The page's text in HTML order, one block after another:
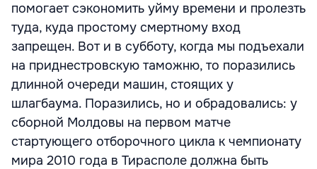
помогает сэкономить уйму времени и пролезть
туда, куда простому смертному вход
запрещен. Вот и в субботу, когда мы подъехали
на приднестровскую таможню, то поразились
длинной очереди машин, стоящих у
шлагбаума. Поразились, но и обрадовались: у
сборной Молдовы на первом матче
стартующего отборочного цикла к чемпионату
мира 2010 года в Тирасполе должна быть